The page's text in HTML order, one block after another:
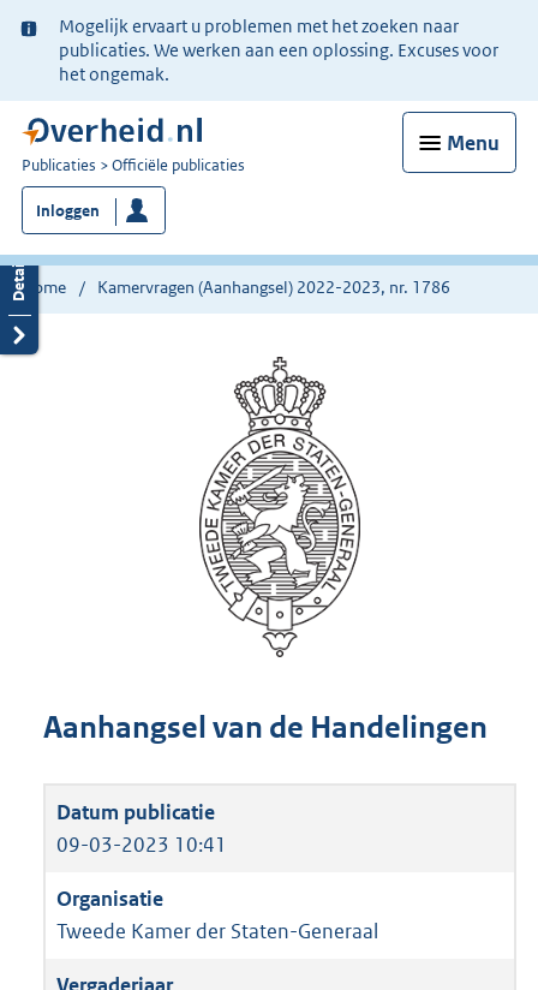
Ter
informatie:
Mogelijk ervaart u problemen met het zoeken naar
publicaties. We werken aan een oplossing. Excuses voor
het ongemak.
Menu
U
bent
nu
hier:
Publicaties Officiële publicaties
Inloggen
Home Kamervragen (Aanhangsel) 2022-2023, nr. 1786
Aanhangsel van de Handelingen
09-03-2023 10:41
Tweede Kamer der Staten-Generaal